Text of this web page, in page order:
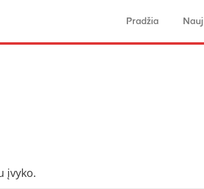
Pradžia
įvyko.